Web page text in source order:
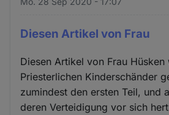
Diesen Artikel von Frau
Diesen Artikel von Frau
Priesterlichen Kinderschänder
zumindest den ersten Teil, und
deren Verteidigung vor sich